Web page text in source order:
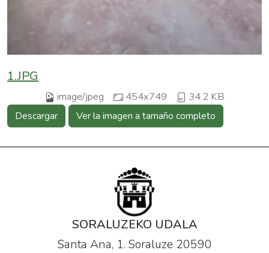
1.JPG
image/jpeg 454x749 34.2 KB
Descargar Ver la imagen a tamaño completo
SORALUZEKO UDALA
Santa Ana, 1. Soraluze 20590